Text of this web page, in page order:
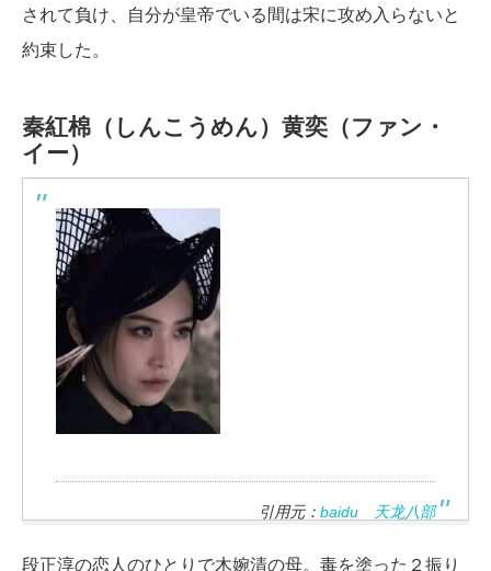
されて負け、自分が皇帝でいる間は宋に攻め入らないと
約束した。
秦紅棉（しんこうめん） 黄奕（ファン・
イー）
引用元： baidu 天龙八部
段正淳の恋人のひとりで木婉清の母。毒を塗った２振り